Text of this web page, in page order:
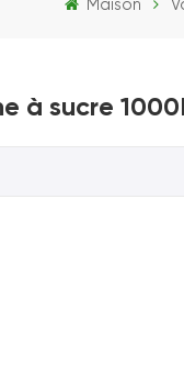
Maison
à sucre